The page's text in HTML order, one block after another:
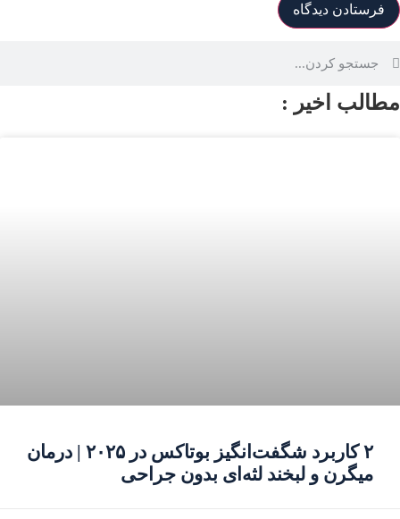
اخیر :
۲ کاربرد شگفت‌انگیز بوتاکس در ۲۰۲۵ | درمان
میگرن و لبخند لثه‌ای بدون جراحی